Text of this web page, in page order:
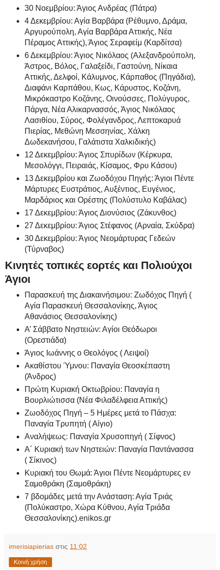
30 Νοεμβρίου: Άγιος Ανδρέας (Πάτρα)
4 Δεκεμβρίου: Αγία Βαρβάρα (Ρέθυμνο, Δράμα,
Αργυρούπολη, Αγία Βαρβάρα Αττικής, Νέα
Πέραμος Αττικής), Άγιος Σεραφείμ (Καρδίτσα)
6 Δεκεμβρίου: Άγιος Νικόλαος (Αλεξανδρούπολη,
Άστρος, Βόλος, Γαλαξείδι, Γαστούνη, Νίκαια
Αττικής, Δελφοί, Κάλυμνος, Κάρπαθος (Πηγάδια),
Διαφάνι Καρπάθου, Κως, Κάρυστος, Κοζάνη,
Μικρόκαστρο Κοζάνης, Οινούσσες, Πολύγυρος,
Πάργα, Νέα Αλικαρνασσός, Άγιος Νικόλαος
Λασιθίου, Σύρος, Φολέγανδρος, Λεπτοκαρυά
Πιερίας, Μεθώνη Μεσσηνίας, Χάλκη
Δωδεκανήσου, Γαλάτιστα Χαλκιδικής)
12 Δεκεμβρίου: Άγιος Σπυρίδων (Κέρκυρα,
Μεσολόγγι, Πειραιάς, Κίσαμος, Φρυ Κάσου)
13 Δεκεμβρίου και Ζωοδόχου Πηγής: Άγιοι Πέντε
Μάρτυρες Ευστράτιος, Αυξέντιος, Ευγένιος,
Μαρδάριος και Ορέστης (Πολύστυλο Καβάλας)
17 Δεκεμβρίου: Άγιος Διονύσιος (Ζάκυνθος)
27 Δεκεμβρίου: Άγιος Στέφανος (Αρναία, Σκύδρα)
30 Δεκεμβρίου: Άγιος Νεομάρτυρας Γεδεών
(Τύρναβος)
Κινητές τοπικές εορτές και Πολιούχοι
Άγιοι
Παρασκευή της Διακαινήσιμου: Ζωδόχος Πηγή (
Αγία Παρασκευή Θεσσαλονίκης, Άγιος
Αθανάσιος Θεσσαλονίκης)
Α’ Σάββατο Νηστειών: Αγίοι Θεόδωροι
(Ορεστιάδα)
Άγιος Ιωάννης ο Θεολόγος ( Λειψοί)
Ακαθίστου Ύμνου: Παναγία Θεοσκέπαστη
(Άνδρος)
Πρώτη Κυριακή Οκτωβρίου: Παναγία η
Βουρλιώτισσα (Νέα Φιλαδέλφεια Αττικής)
Ζωοδόχος Πηγή – 5 Ημέρες μετά το Πάσχα:
Παναγία Τρυπητή ( Αίγιο)
Αναλήψεως: Παναγία Χρυσοπηγή ( Σίφνος)
Α´ Κυριακή των Νηστειών: Παναγία Παντάνασσα
( Σίκινος)
Κυριακή του Θωμά: Άγιοι Πέντε Νεομάρτυρες εν
Σαμοθράκη (Σαμοθράκη)
7 βδομάδες μετά την Ανάσταση: Αγία Τριάς
(Πολύκαστρο, Χώρα Κύθνου, Αγία Τριάδα
Θεσσαλονίκης).enikos.gr
imerisiapierias στις 11:02
Κοινή χρήση